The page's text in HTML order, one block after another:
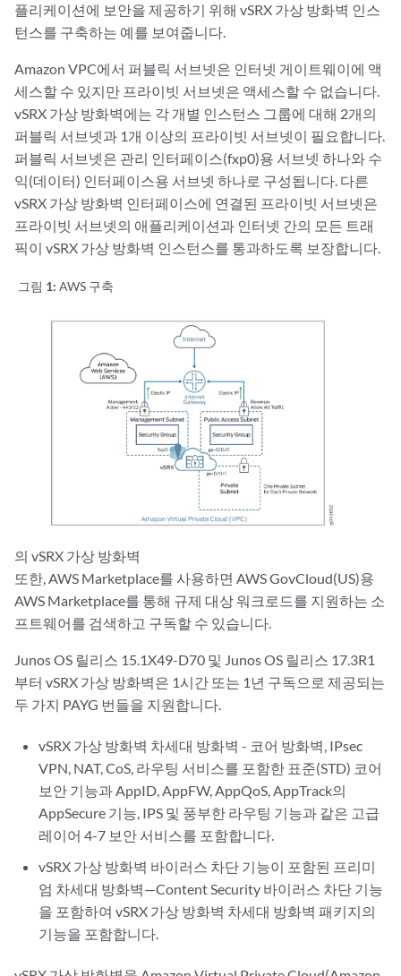
플리케이션에 보안을 제공하기 위해 vSRX 가상 방화벽 인스
턴스를 구축하는 예를 보여줍니다.
Amazon VPC에서 퍼블릭 서브넷은 인터넷 게이트웨이에 액
세스할 수 있지만 프라이빗 서브넷은 액세스할 수 없습니다.
vSRX 가상 방화벽에는 각 개별 인스턴스 그룹에 대해 2개의
퍼블릭 서브넷과 1개 이상의 프라이빗 서브넷이 필요합니다.
퍼블릭 서브넷은 관리 인터페이스(fxp0)용 서브넷 하나와 수
익(데이터) 인터페이스용 서브넷 하나로 구성됩니다. 다른
vSRX 가상 방화벽 인터페이스에 연결된 프라이빗 서브넷은
프라이빗 서브넷의 애플리케이션과 인터넷 간의 모든 트래
픽이 vSRX 가상 방화벽 인스턴스를 통과하도록 보장합니다.
그림 1: AWS 구축
의 vSRX 가상 방화벽
또한, AWS Marketplace를 사용하면 AWS GovCloud(US)용
AWS Marketplace를 통해 규제 대상 워크로드를 지원하는 소
프트웨어를 검색하고 구독할 수 있습니다.
Junos OS 릴리스 15.1X49-D70 및 Junos OS 릴리스 17.3R1
부터 vSRX 가상 방화벽은 1시간 또는 1년 구독으로 제공되는
두 가지 PAYG 번들을 지원합니다.
vSRX 가상 방화벽 차세대 방화벽 - 코어 방화벽, IPsec
VPN, NAT, CoS, 라우팅 서비스를 포함한 표준(STD) 코어
보안 기능과 AppID, AppFW, AppQoS, AppTrack의
AppSecure 기능, IPS 및 풍부한 라우팅 기능과 같은 고급
레이어 4-7 보안 서비스를 포함합니다.
vSRX 가상 방화벽 바이러스 차단 기능이 포함된 프리미
엄 차세대 방화벽—Content Security 바이러스 차단 기능
을 포함하여 vSRX 가상 방화벽 차세대 방화벽 패키지의
기능을 포함합니다.